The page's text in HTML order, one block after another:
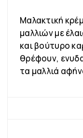
Μαλακτική
μαλλιών με
και βούτυρο
θρέφουν,
τα μαλλιά